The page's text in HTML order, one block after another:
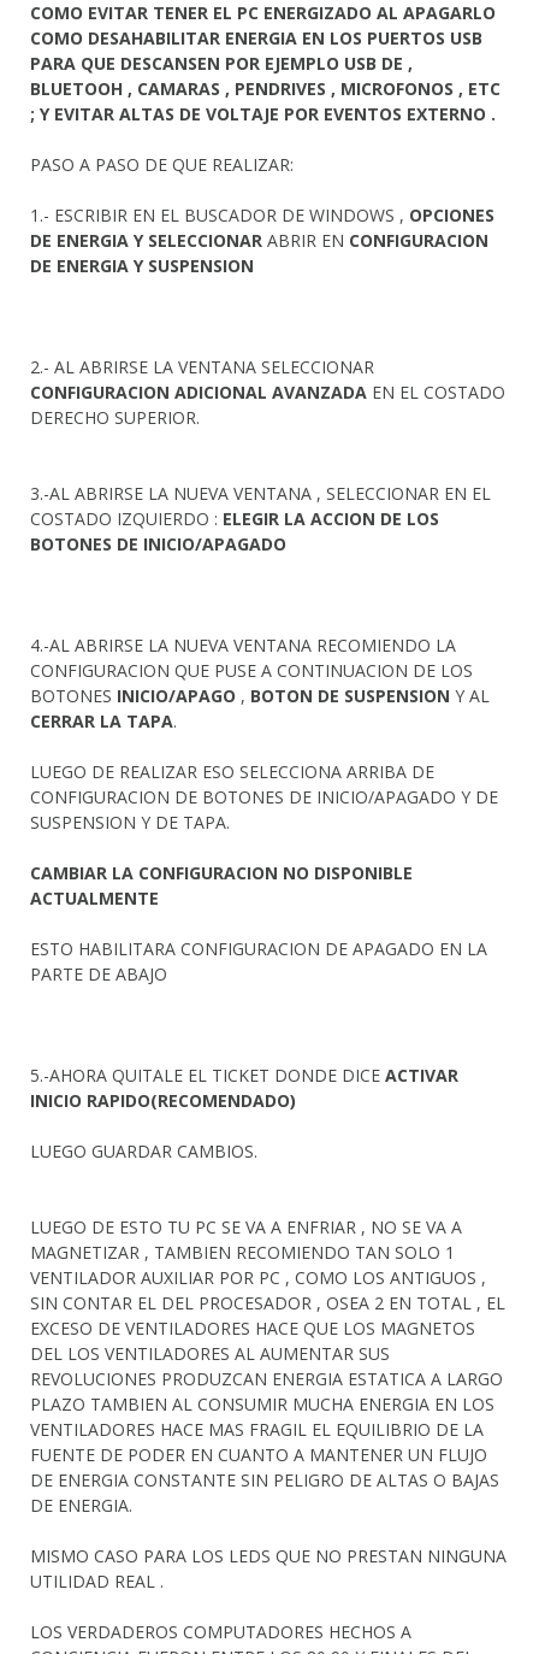
COMO EVITAR TENER EL PC ENERGIZADO AL APAGARLO
COMO DESAHABILITAR ENERGIA EN LOS PUERTOS USB
PARA QUE DESCANSEN POR EJEMPLO USB DE ,
BLUETOOH , CAMARAS , PENDRIVES , MICROFONOS , ETC
; Y EVITAR ALTAS DE VOLTAJE POR EVENTOS EXTERNO .
PASO A PASO DE QUE REALIZAR:
1.- ESCRIBIR EN EL BUSCADOR DE WINDOWS , OPCIONES
DE ENERGIA Y SELECCIONAR ABRIR EN CONFIGURACION
DE ENERGIA Y SUSPENSION
2.- AL ABRIRSE LA VENTANA SELECCIONAR
CONFIGURACION ADICIONAL AVANZADA EN EL COSTADO
DERECHO SUPERIOR.
3.-AL ABRIRSE LA NUEVA VENTANA , SELECCIONAR EN EL
COSTADO IZQUIERDO : ELEGIR LA ACCION DE LOS
BOTONES DE INICIO/APAGADO
4.-AL ABRIRSE LA NUEVA VENTANA RECOMIENDO LA
CONFIGURACION QUE PUSE A CONTINUACION DE LOS
BOTONES INICIO/APAGO , BOTON DE SUSPENSION Y AL
CERRAR LA TAPA.
LUEGO DE REALIZAR ESO SELECCIONA ARRIBA DE
CONFIGURACION DE BOTONES DE INICIO/APAGADO Y DE
SUSPENSION Y DE TAPA.
CAMBIAR LA CONFIGURACION NO DISPONIBLE
ACTUALMENTE
ESTO HABILITARA CONFIGURACION DE APAGADO EN LA
PARTE DE ABAJO
5.-AHORA QUITALE EL TICKET DONDE DICE ACTIVAR
INICIO RAPIDO(RECOMENDADO)
LUEGO GUARDAR CAMBIOS.
LUEGO DE ESTO TU PC SE VA A ENFRIAR , NO SE VA A
MAGNETIZAR , TAMBIEN RECOMIENDO TAN SOLO 1
VENTILADOR AUXILIAR POR PC , COMO LOS ANTIGUOS ,
SIN CONTAR EL DEL PROCESADOR , OSEA 2 EN TOTAL , EL
EXCESO DE VENTILADORES HACE QUE LOS MAGNETOS
DEL LOS VENTILADORES AL AUMENTAR SUS
REVOLUCIONES PRODUZCAN ENERGIA ESTATICA A LARGO
PLAZO TAMBIEN AL CONSUMIR MUCHA ENERGIA EN LOS
VENTILADORES HACE MAS FRAGIL EL EQUILIBRIO DE LA
FUENTE DE PODER EN CUANTO A MANTENER UN FLUJO
DE ENERGIA CONSTANTE SIN PELIGRO DE ALTAS O BAJAS
DE ENERGIA.
MISMO CASO PARA LOS LEDS QUE NO PRESTAN NINGUNA
UTILIDAD REAL .
LOS VERDADEROS COMPUTADORES HECHOS A